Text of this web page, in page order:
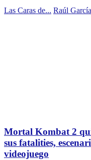
Las Caras de... Raúl García
Mortal Kombat 2
sus fatalities,
videojuego